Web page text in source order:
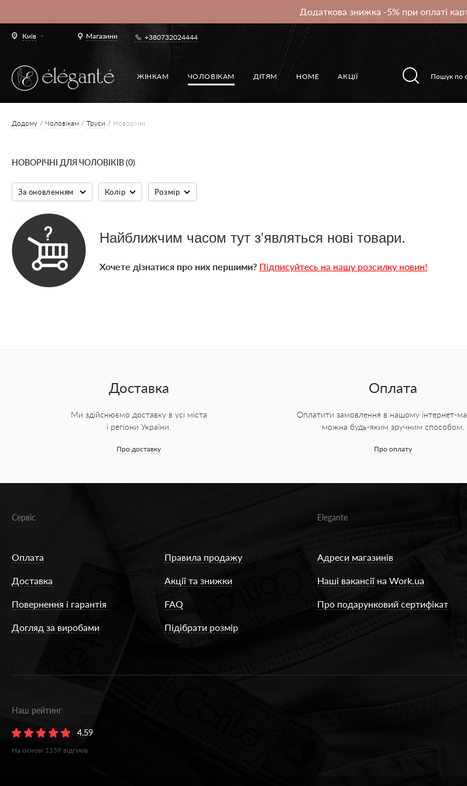
Додаткова знижка -5% при оплаті
Київ Магазини +380732024444
ЖІНКАМ ЧОЛОВІКАМ ДІТЯМ HOME АКЦІЇ
Додому Чоловікам Труси Новорічні
НОВОРІЧНІ ДЛЯ ЧОЛОВІКІВ (0)
За оновленням Колір Розмір
Найближчим часом тут з'являться нові товари.
Хочете дізнатися про них першими? Підписуйтесь на нашу розсилку новин!
Доставка
Ми здійснюємо доставку в усі міста
і регіони України.
Про доставку
Оплата
Оплатити замовлення в нашому інтернет-
можна будь-яким зручним способом.
Про оплату
Сервіс
Оплата
Доставка
Повернення і гарантія
Догляд за виробами
Правила продажу
Акції та знижки
FAQ
Підібрати розмір
Elegante
Адреси магазинів
Наші вакансіїна Work.ua
Про подарунковий сертифікат
Наш рейтинг
4.59
На основі 1159 відгуків